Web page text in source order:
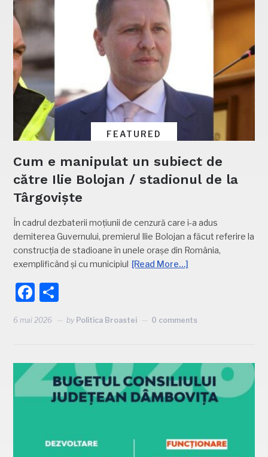
FEATURED
Cum e manipulat un subiect de
către Ilie Bolojan / stadionul de la
Târgoviște
În cadrul dezbaterii moțiunii de cenzură care i-a adus
demiterea Guvernului, premierul Ilie Bolojan a făcut referire la
construcția de stadioane în unele orașe din România,
exemplificând și cu municipiul [Read More…]
Facebook
6 mai 2026 by Politica Broastei 0 comments